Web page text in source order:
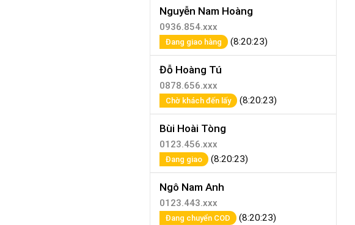
Nguyễn Nam Hoàng
0936.854.xxx
Đang giao hàng (8:20:23)
Đỗ Hoàng Tú
0878.656.xxx
Chờ khách đến lấy (8:20:23)
Bùi Hoài Tòng
0123.456.xxx
Đang giao (8:20:23)
Ngô Nam Anh
0123.443.xxx
Đang chuyển COD (8:20:23)